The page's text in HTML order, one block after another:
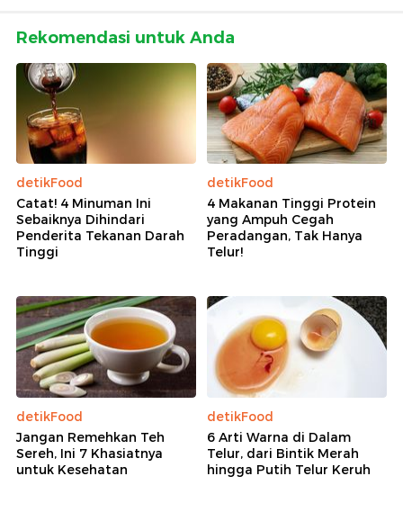
Rekomendasi untuk Anda
detikFood
Catat! 4 Minuman Ini
Sebaiknya Dihindari
Penderita Tekanan Darah
Tinggi
detikFood
4 Makanan Tinggi Protein
yang Ampuh Cegah
Peradangan, Tak Hanya
Telur!
detikFood
Jangan Remehkan Teh
Sereh, Ini 7 Khasiatnya
untuk Kesehatan
detikFood
6 Arti Warna di Dalam
Telur, dari Bintik Merah
hingga Putih Telur Keruh